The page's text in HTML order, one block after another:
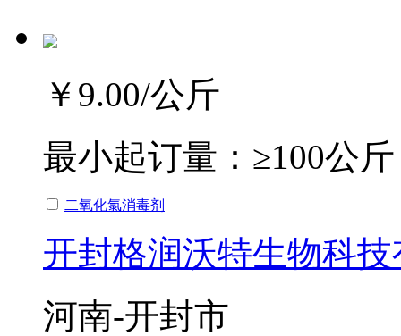
￥9.00/公斤
最小起订量： ≥100公斤
二氧化氯消毒剂
开封格润沃特生物科
河南-开封市